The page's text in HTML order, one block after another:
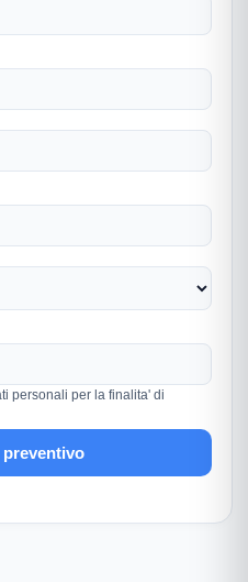
personali per la finalita' di